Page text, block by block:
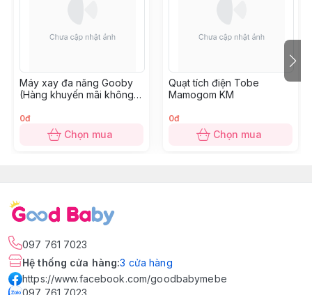
Máy xay đa năng Gooby
(Hàng khuyến mãi không
0đ
Chọn mua
Quạt tích điện Tobe
Mamogom KM
0đ
Chọn mua
097 761 7023
Hệ thống cửa hàng:3 cửa hàng
https://www.facebook.com/goodbabymebe
097 761 7023